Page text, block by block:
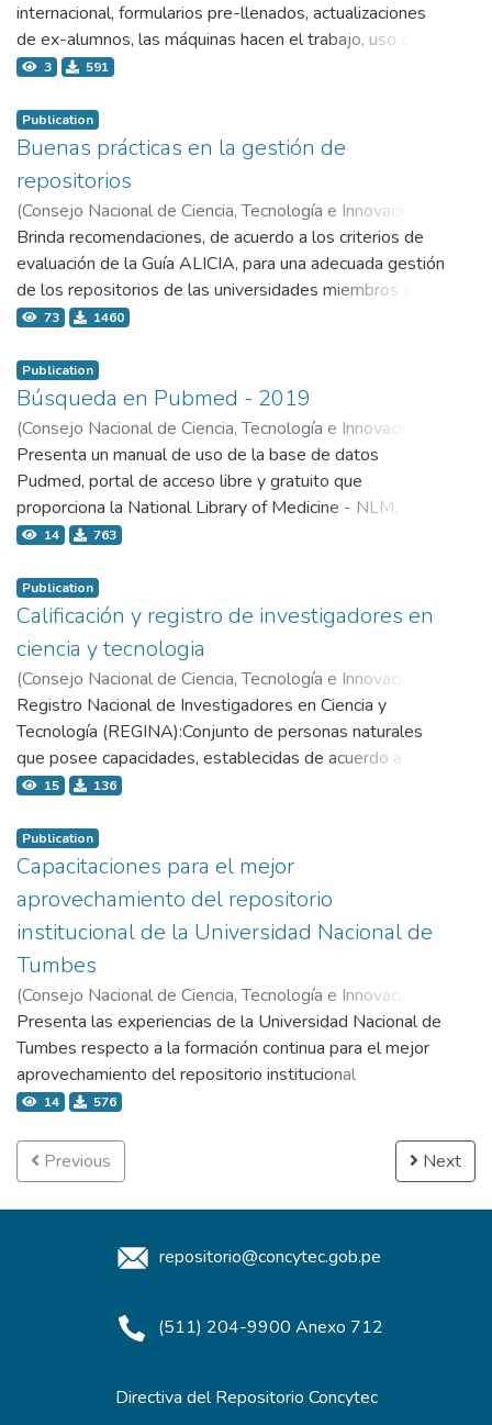
internacional, formularios pre-llenados, actualizaciones
de ex-alumnos, las máquinas hacen el trabajo, uso de
datos con consentimiento, los de datos con
3 591
Publication
Buenas prácticas en la gestión de
repositorios
(Consejo Nacional de Ciencia, Tecnología e Innovación
Tecnológica - Concytec,2022-05-26)
Aquino Remigio, Silvana
Brinda recomendaciones, de acuerdo a los criterios de
evaluación de la Guía ALICIA, para una adecuada gestión
de los repositorios de las universidades miembros de la
RENARE (Red Nacional de Repositorios Digitales de
73 1460
Publication
Búsqueda en Pubmed - 2019
(Consejo Nacional de Ciencia, Tecnología e Innovación
Tecnológica - Concytec,2019-09-12)
Pacheco Mendoza, Josmel Roy
Presenta un manual de uso de la base de datos
Pudmed, portal de acceso libre y gratuito que
proporciona la National Library of Medicine - NLM.
14 763
Publication
Calificación y registro de investigadores en
ciencia y tecnologia
(Consejo Nacional de Ciencia, Tecnología e Innovación
Tecnológica - Concytec,2015-12-16)Clark Leza, Daniel
Registro Nacional de Investigadores en Ciencia y
Tecnología (REGINA):Conjunto de personas naturales
que posee capacidades, establecidas de acuerdo a una
calificación, para realizar labores de investigación
15 136
Publication
Capacitaciones para el mejor
aprovechamiento del repositorio
institucional de la Universidad Nacional de
Tumbes
(Consejo Nacional de Ciencia, Tecnología e Innovación
Tecnológica - Concytec,2019-05-23)
Luna Lavalle, Teresa del Pilar
Presenta las experiencias de la Universidad Nacional de
Tumbes respecto a la formación continua para el mejor
aprovechamiento del repositorio institucional
14 576
Previous Next
repositorio@concytec.gob.pe
(511) 204-9900 Anexo 712
Directiva del Repositorio Concytec